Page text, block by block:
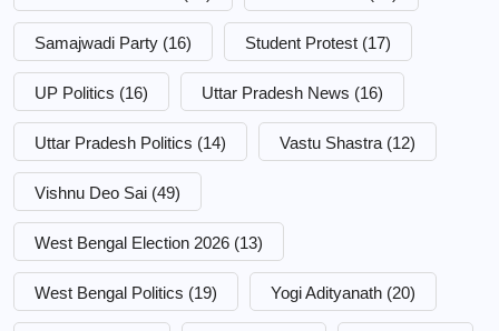
Samajwadi Party (16) Student Protest (17)
UP Politics (16) Uttar Pradesh News (16)
Uttar Pradesh Politics (14) Vastu Shastra (12)
Vishnu Deo Sai (49)
West Bengal Election 2026 (13)
West Bengal Politics (19) Yogi Adityanath (20)